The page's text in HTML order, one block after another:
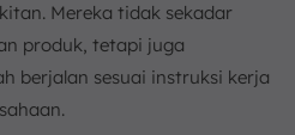
Mereka tidak sekadar
produk, tetapi juga
berjalan sesuai instruksi kerja